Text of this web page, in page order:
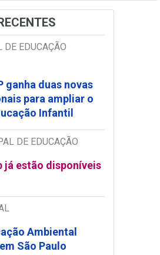
DE EDUCAÇÃO
ganha duas novas
para ampliar o
Infantil
DE EDUCAÇÃO
já estão disponíveis
Ambiental
São Paulo